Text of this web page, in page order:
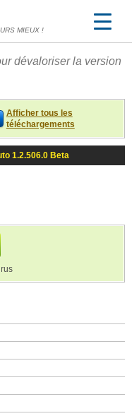
MIEUX !
dévaloriser la version
Afficher tous les
téléchargements
1.2.506.0 Beta